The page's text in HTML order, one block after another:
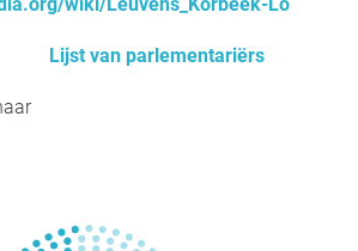
Lijst van parlementariërs